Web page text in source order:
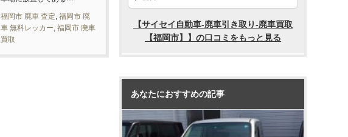
福岡市 廃車 査定 福岡市 廃
車 無料レッカー 福岡市 廃車
買取
あなたにおすすめの記事